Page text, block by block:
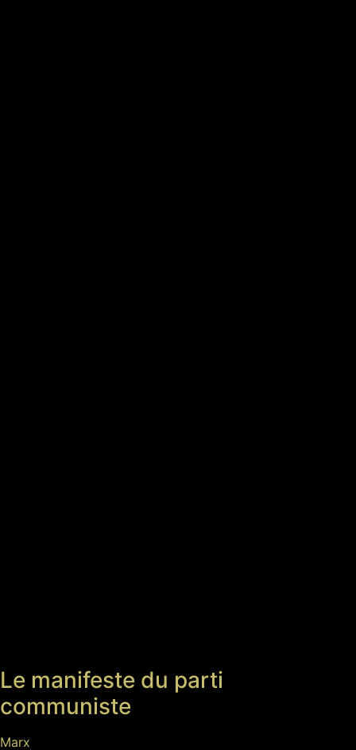
Le manifeste du parti
communiste
Marx